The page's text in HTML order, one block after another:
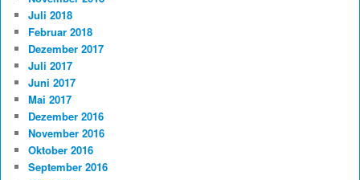
Juli 2018
Februar 2018
Dezember 2017
Juli 2017
Juni 2017
Mai 2017
Dezember 2016
November 2016
Oktober 2016
September 2016